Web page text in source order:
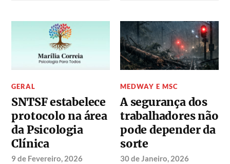
GERAL
SNTSF estabelece
protocolo na área
da Psicologia
Clínica
9 de Fevereiro, 2026
MEDWAY E MSC
A segurança dos
trabalhadores não
pode depender da
sorte
30 de Janeiro, 2026